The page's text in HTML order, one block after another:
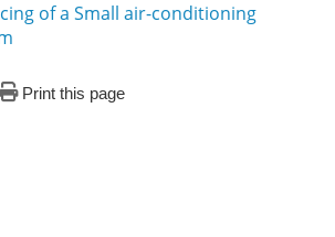
of a Small air-conditioning
Print this page